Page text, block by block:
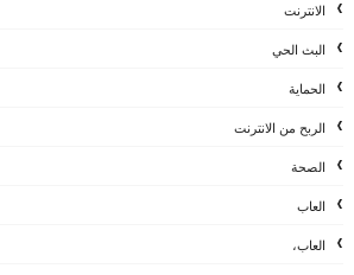
الانترنت
البث الحي
الحماية
الربح من الانترنت
الصحة
العاب
العاب،